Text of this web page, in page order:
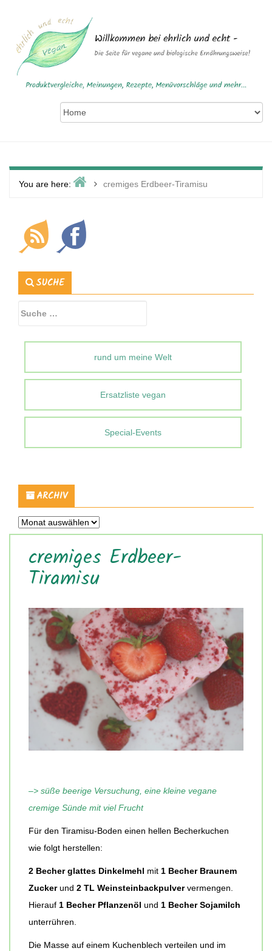
content
You are here: Homecremiges Erdbeer-Tiramisu
Primary
Sidebar
SUCHE
Suche
rund um meine Welt
Ersatzliste vegan
Special-Events
ARCHIV
Archiv
cremiges Erdbeer-
Tiramisu
–> süße beerige Versuchung, eine kleine vegane
cremige Sünde mit viel Frucht
Für den Tiramisu-Boden einen hellen Becherkuchen
wie folgt herstellen:
2 Becher glattes Dinkelmehl mit 1 Becher Braunem
Zuckerund 2 TL Weinsteinbackpulververmengen.
Hierauf 1 Becher Pflanzenöl und 1 Becher Sojamilch
unterrühren.
Die Masse auf einem Kuchenblech verteilen und im